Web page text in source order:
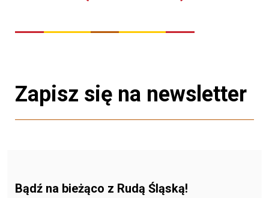
Zapisz się na newsletter
Bądź na bieżąco z Rudą Śląską!